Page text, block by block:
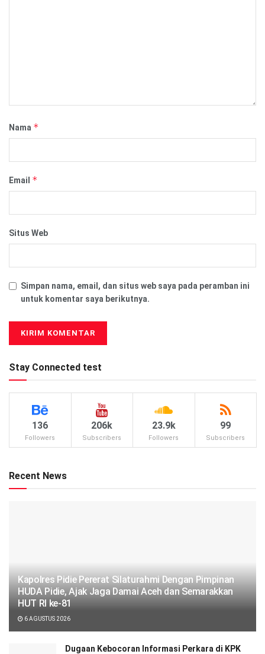
Nama *
Email *
Situs Web
Simpan nama, email, dan situs web saya pada peramban ini
untuk komentar saya berikutnya.
Stay Connected test
136
Followers
206k
Subscribers
23.9k
Followers
99
Subscribers
Recent News
‎‎Kapolres Pidie Pererat Silaturahmi Dengan Pimpinan
HUDA Pidie, Ajak Jaga Damai Aceh dan Semarakkan
HUT RI ke-81
6 AGUSTUS 2026
Dugaan Kebocoran Informasi Perkara di KPK